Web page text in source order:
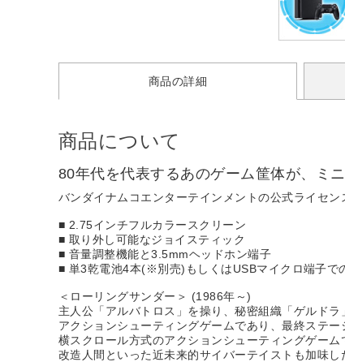
商品の詳細
商品について
80年代を代表するあのゲーム筐体が、ミ
バンダイナムコエンターテインメントの公式ライセ
■ 2.75インチフルカラースクリーン
■ 取り外し可能なジョイスティック
■ 音量調整機能と3.5mmヘッドホン端子
■ 単3乾電池4本(※別売)もしくはUSBマイクロ端子で
＜ローリングサンダー＞ (1986年～)
主人公「アルバトロス」を操り、秘密組織「ゲルドラ
アクションシューティングゲームであり、最終ステ
横スクロール方式のアクションシューティングゲー
改造人間といった近未来的サイバーテイストも加味し